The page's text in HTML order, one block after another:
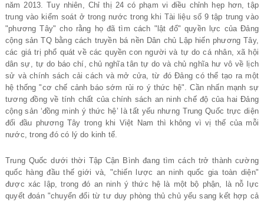
năm 2013. Tuy nhiên, Chỉ thị 24 có phạm vi điều chỉnh hẹp hơn, tập
trung vào kiểm soát ở trong nước trong khi Tài liệu số 9 tập trung vào
"phương Tây" cho rằng họ đã tìm cách "lật đổ" quyền lực của Đảng
cộng sản TQ bằng cách truyền bá nền Dân chủ Lập hiến phương Tây,
các giá trị phổ quát về các quyền con người và tự do cá nhân, xã hội
dân sự, tự do báo chí, chủ nghĩa tân tự do và chủ nghĩa hư vô về lịch
sử và chính sách cải cách và mở cửa, từ đó Đảng có thể tạo ra một
hệ thống "cơ chế cảnh báo sớm rủi ro ý thức hệ". Cần nhấn mạnh sự
tương đồng về tính chất của chính sách an ninh chế độ của hai Đảng
cộng sản ‘đồng minh ý thức hệ’ là tất yếu nhưng Trung Quốc trực diện
đối đầu phương Tây trong khi Việt Nam thì không vì vị thế của mỗi
nước, trong đó có lý do kinh tế.
Trung Quốc dưới thời Tập Cận Bình đang tìm cách trở thành cường
quốc hàng đầu thế giới và, "chiến lược an ninh quốc gia toàn diện"
được xác lập, trong đó an ninh ý thức hệ là một bộ phận, là nỗ lực
quyết đoán "chuyển đổi từ tư duy phòng thủ chủ yếu sang kết hợp cả